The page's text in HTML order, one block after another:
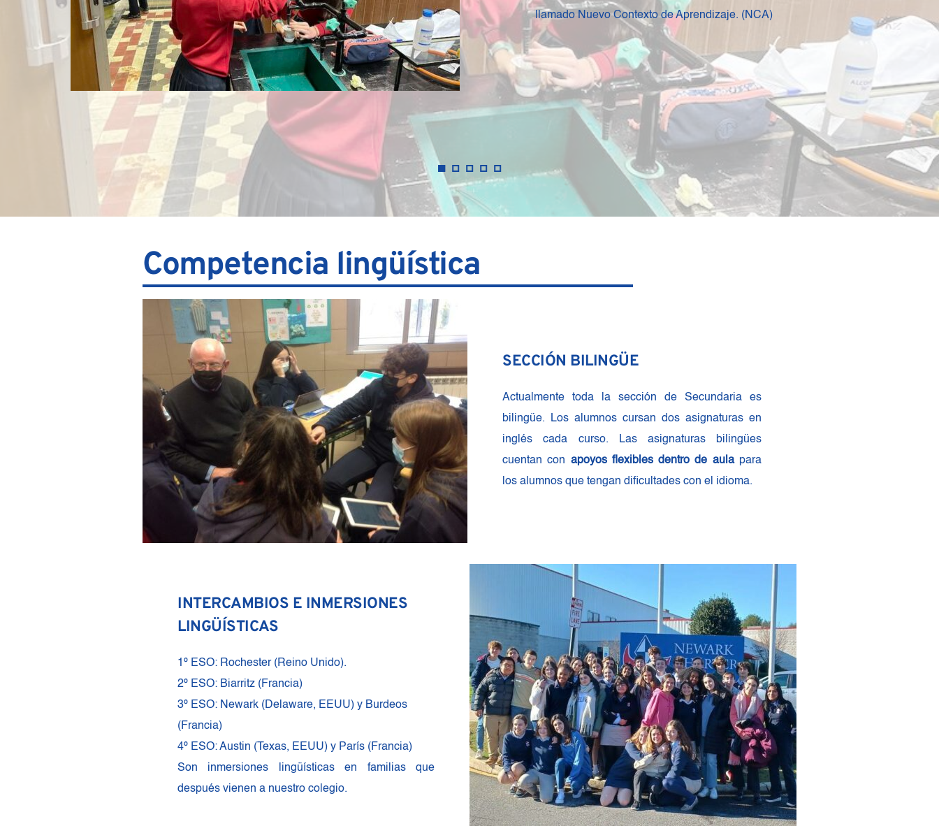
integral sus dimensiones emocional, cognitiva, corporal,
social o espiritual.
Competencia lingüística
SECCIÓN BILINGÜE
Actualmente toda la sección de Secundaria es
bilingüe. Los alumnos cursan dos asignaturas en
inglés cada curso. Las asignaturas bilingües
cuentan con apoyos flexibles dentro de aula para
los alumnos que tengan dificultades con el idioma.
INTERCAMBIOS E INMERSIONES
LINGÜÍSTICAS
1º ESO: Rochester (Reino Unido).
2º ESO: Biarritz (Francia)
3º ESO: Newark (Delaware, EEUU) y Burdeos
(Francia)
4º ESO: Austin (Texas, EEUU) y París (Francia)
Son inmersiones lingüísticas en familias que
después vienen a nuestro colegio.